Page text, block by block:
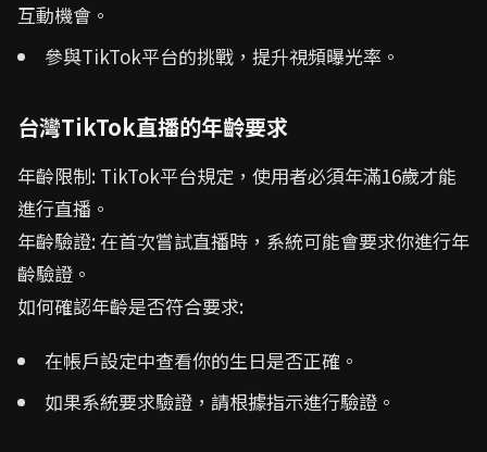
互動機會。
參與TikTok平台的挑戰，提升視頻曝光率。
台灣TikTok直播的年齡要求
年齡限制: TikTok平台規定，使用者必須年滿16歲才能
進行直播。
年齡驗證: 在首次嘗試直播時，系統可能會要求你進行年
齡驗證。
如何確認年齡是否符合要求:
在帳戶設定中查看你的生日是否正確。
如果系統要求驗證，請根據指示進行驗證。